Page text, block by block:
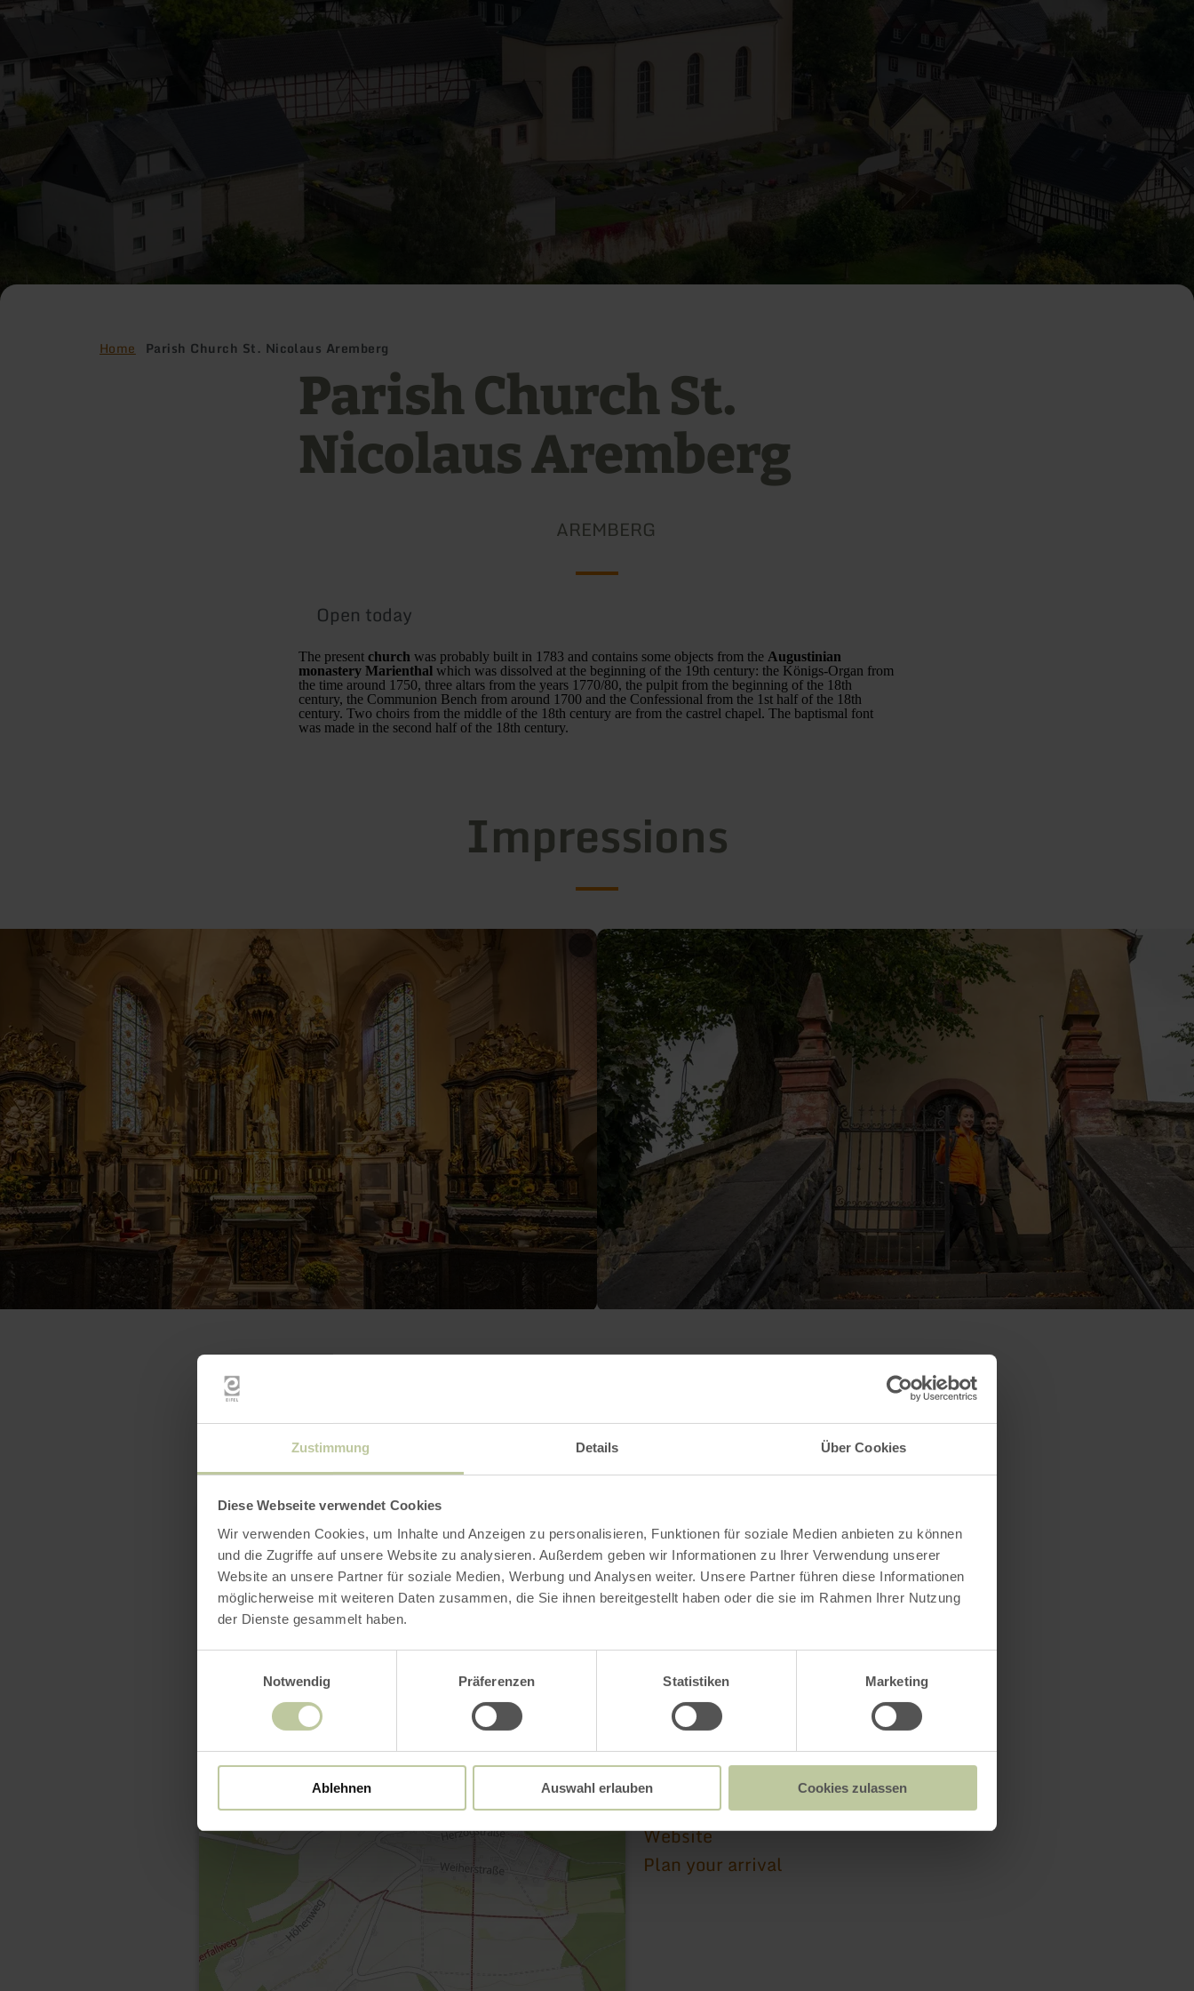
Zustimmung Details Über Cookies
Diese Webseite verwendet Cookies
Wir verwenden Cookies, um Inhalte und Anzeigen zu personalisieren, Funktionen für soziale Medien anbieten zu können
und die Zugriffe auf unsere Website zu analysieren. Außerdem geben wir Informationen zu Ihrer Verwendung unserer
Website an unsere Partner für soziale Medien, Werbung und Analysen weiter. Unsere Partner führen diese Informationen
möglicherweise mit weiteren Daten zusammen, die Sie ihnen bereitgestellt haben oder die sie im Rahmen Ihrer Nutzung
der Dienste gesammelt haben.
Notwendig
Präferenzen Statistiken Marketing
Ablehnen Auswahl erlauben Cookies zulassen
Home Parish Church St. Nicolaus Aremberg
Parish Church St.
Nicolaus Aremberg
AREMBERG
Open today
The present church was probably built in 1783 and contains some objects from the Augustinian
monastery Marienthal which was dissolved at the beginning of the 19th century: the Königs-Organ from
the time around 1750, three altars from the years 1770/80, the pulpit from the beginning of the 18th
century, the Communion Bench from around 1700 and the Confessional from the 1st half of the 18th
century. Two choirs from the middle of the 18th century are from the castrel chapel. The baptismal font
was made in the second half of the 18th century.
Impressions
Contact
Pfarrkirche St. Nikolaus in Aremberg
Kirchstraße 1
53533 Aremberg
Email
Website
Plan your arrival